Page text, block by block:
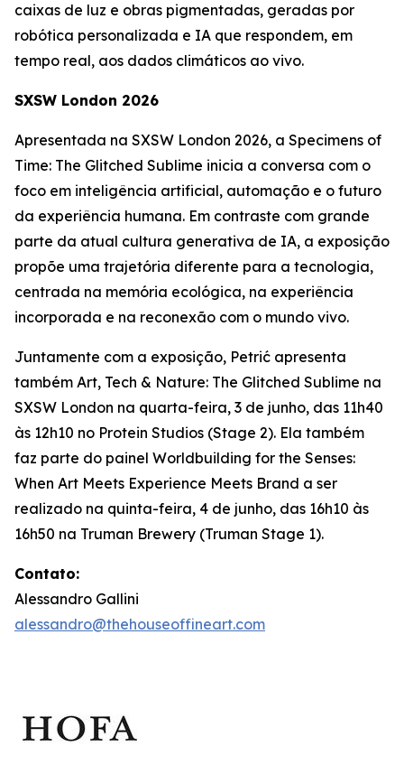
caixas de luz e obras pigmentadas, geradas por
robótica personalizada e IA que respondem, em
tempo real, aos dados climáticos ao vivo.
SXSW London 2026
Apresentada na SXSW London 2026, a Specimens of
Time: The Glitched Sublime inicia a conversa com o
foco em inteligência artificial, automação e o futuro
da experiência humana. Em contraste com grande
parte da atual cultura generativa de IA, a exposição
propõe uma trajetória diferente para a tecnologia,
centrada na memória ecológica, na experiência
incorporada e na reconexão com o mundo vivo.
Juntamente com a exposição, Petrić apresenta
também Art, Tech & Nature: The Glitched Sublime na
SXSW London na quarta-feira, 3 de junho, das 11h40
às 12h10 no Protein Studios (Stage 2). Ela também
faz parte do painel Worldbuilding for the Senses:
When Art Meets Experience Meets Brand a ser
realizado na quinta-feira, 4 de junho, das 16h10 às
16h50 na Truman Brewery (Truman Stage 1).
Contato:
Alessandro Gallini
alessandro@thehouseoffineart.com